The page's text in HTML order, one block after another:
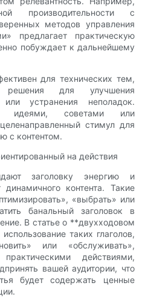
производительности с
методов управления
предлагает практическую
побуждает к дальнейшему
для технических тем,
для улучшения
устранения неполадок.
идеями, советами или
стимул для
с контентом.
на действия
заголовку энергию и
контента. Такие
«выбрать» или
банальный заголовок в
В статье о **двухходовом
таких глаголов,
или «обслуживать»,
действиями,
вашей аудитории, что
будет содержать ценные